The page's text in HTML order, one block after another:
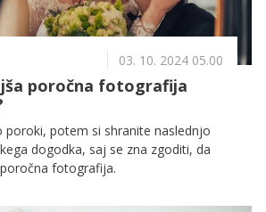
03. 10. 2024 05.00
poročna fotografija
poroki, potem si shranite naslednjo
dogodka, saj se zna zgoditi, da
fotografija.